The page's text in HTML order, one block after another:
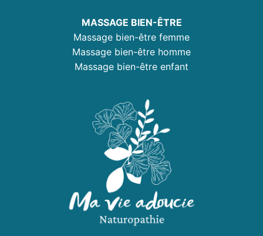
MASSAGE BIEN-ÊTRE
Massage bien-être femme
Massage bien-être homme
Massage bien-être enfant